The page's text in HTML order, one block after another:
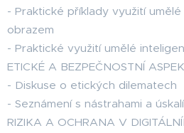
- Praktické příklady využití
obrazem
- Praktické využití umělé
ETICKÉ A BEZPEČNOSTNÍ
- Diskuse o etických dilematech
- Seznámení s nástrahami a
RIZIKA A OCHRANA V